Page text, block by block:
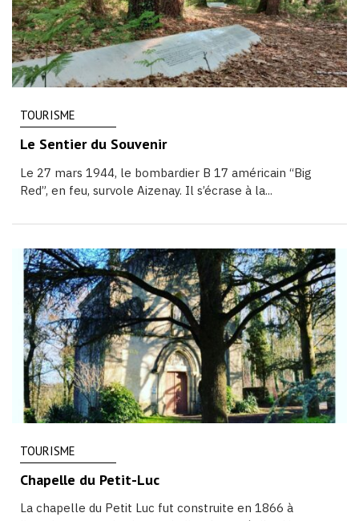
TOURISME
Le Sentier du Souvenir
Le 27 mars 1944, le bombardier B 17 américain “Big
Red”, en feu, survole Aizenay. Il s’écrase à la...
TOURISME
Chapelle du Petit-Luc
La chapelle du Petit Luc fut construite en 1866 à